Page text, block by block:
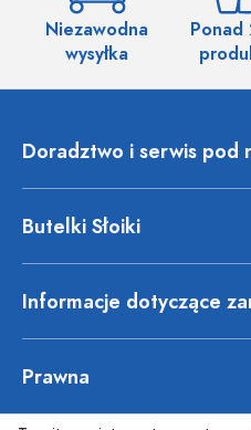
Niezawodna
wysyłka
Doradztwo i serwis pod
Butelki Słoiki
Informacje dotyczące
Prawna